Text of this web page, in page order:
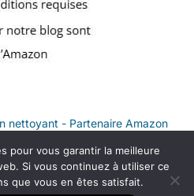
nettoyant - Partenaire Amazon
légales
confidentialité
pour vous garantir la meilleure
Si vous continuez à utiliser ce
que vous en êtes satisfait.